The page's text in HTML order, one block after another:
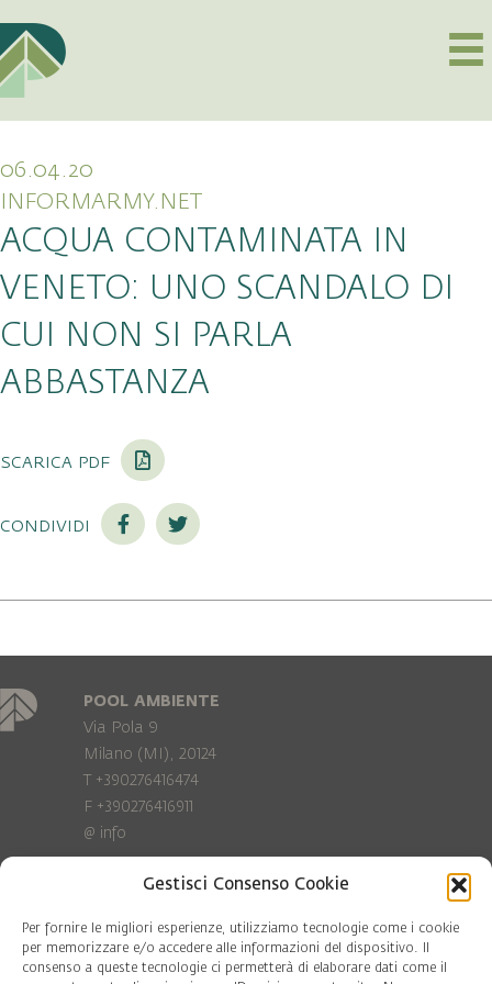
Gestisci Consenso Cookie
Per fornire le migliori esperienze, utilizziamo tecnologie come i cookie
per memorizzare e/o accedere alle informazioni del dispositivo. Il
consenso a queste tecnologie ci permetterà di elaborare dati come il
06.04.20
INFORMARMY.NET
ACQUA CONTAMINATA IN
VENETO: UNO SCANDALO DI
CUI NON SI PARLA
ABBASTANZA
scarica pdf
condividi
POOL AMBIENTE
Via Pola 9
Milano (MI), 20124
T +390276416474
F +390276416911
@ info
Privacy Policy
Cookie policy
COD. FISC. 97081560159